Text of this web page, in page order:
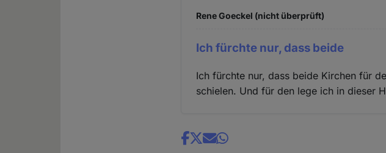
Rene Goeckel (nicht überprüft)
Ich fürchte nur, dass beide
Ich fürchte nur, dass beide Kirchen für
schielen. Und für den lege ich in dieser
Share